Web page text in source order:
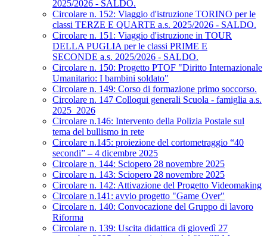
2025/2026 - SALDO.
Circolare n. 152: Viaggio d'istruzione TORINO per le
classi TERZE E QUARTE a.s. 2025/2026 - SALDO.
Circolare n. 151: Viaggio d'istruzione in TOUR
DELLA PUGLIA per le classi PRIME E
SECONDE a.s. 2025/2026 - SALDO.
Circolare n. 150: Progetto PTOF "Diritto Internazionale
Umanitario: I bambini soldato"
Circolare n. 149: Corso di formazione primo soccorso.
Circolare n. 147 Colloqui generali Scuola - famiglia a.s.
2025_2026
Circolare n.146: Intervento della Polizia Postale sul
tema del bullismo in rete
Circolare n.145: proiezione del cortometraggio “40
secondi” – 4 dicembre 2025
Circolare n. 144: Sciopero 28 novembre 2025
Circolare n. 143: Sciopero 28 novembre 2025
Circolare n. 142: Attivazione del Progetto Videomaking
Circolare n.141: avvio progetto "Game Over"
Circolare n. 140: Convocazione del Gruppo di lavoro
Riforma
Circolare n. 139: Uscita didattica di giovedì 27